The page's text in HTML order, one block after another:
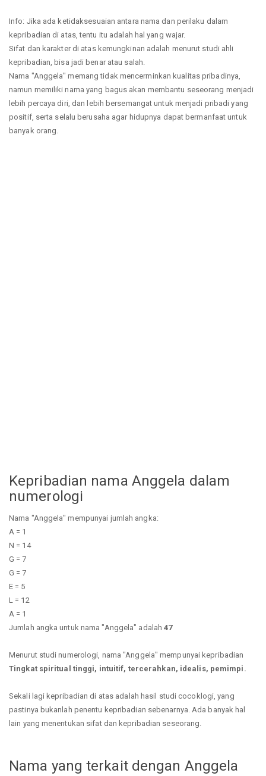
Info: Jika ada ketidaksesuaian antara nama dan perilaku dalam
kepribadian di atas, tentu itu adalah hal yang wajar.
Sifat dan karakter di atas kemungkinan adalah menurut studi ahli
kepribadian, bisa jadi benar atau salah.
Nama "Anggela" memang tidak mencerminkan kualitas pribadinya,
namun memiliki nama yang bagus akan membantu seseorang menjadi
lebih percaya diri, dan lebih bersemangat untuk menjadi pribadi yang
positif, serta selalu berusaha agar hidupnya dapat bermanfaat untuk
banyak orang.
Kepribadian nama Anggela dalam
numerologi
Nama "Anggela" mempunyai jumlah angka:
A = 1
N = 14
G = 7
G = 7
E = 5
L = 12
A = 1
Jumlah angka untuk nama "Anggela" adalah47
Menurut studi numerologi, nama "Anggela" mempunyai kepribadian
Tingkat spiritual tinggi, intuitif, tercerahkan, idealis, pemimpi.
Sekali lagi kepribadian di atas adalah hasil studi cocoklogi, yang
pastinya bukanlah penentu kepribadian sebenarnya. Ada banyak hal
lain yang menentukan sifat dan kepribadian seseorang.
Nama yang terkait dengan Anggela